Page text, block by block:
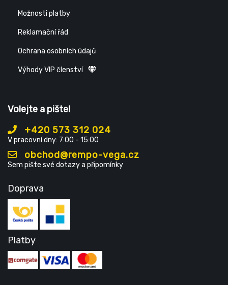
Možnosti platby
Reklamační řád
Ochrana osobních údajů
Výhody VIP členství
Volejte a pište!
+420 573 312 024
V pracovní dny: 7:00 - 15:00
obchod@rempo-vega.cz
Sem pište své dotazy a připomínky
Doprava
Platby